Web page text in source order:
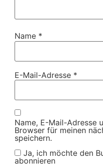
Name *
E-Mail-Adresse *
Name, E-Mail-Adresse
Browser für meinen
speichern.
Ja, ich möchte den
abonnieren